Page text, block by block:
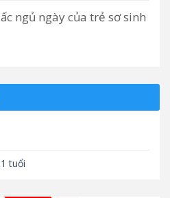
ngủ ngày của trẻ sơ sinh
tuổi